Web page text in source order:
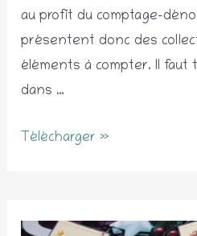
au profit du comptage-
présentent donc des
éléments à compter. Il faut
dans …
Cartes
Télécharger »